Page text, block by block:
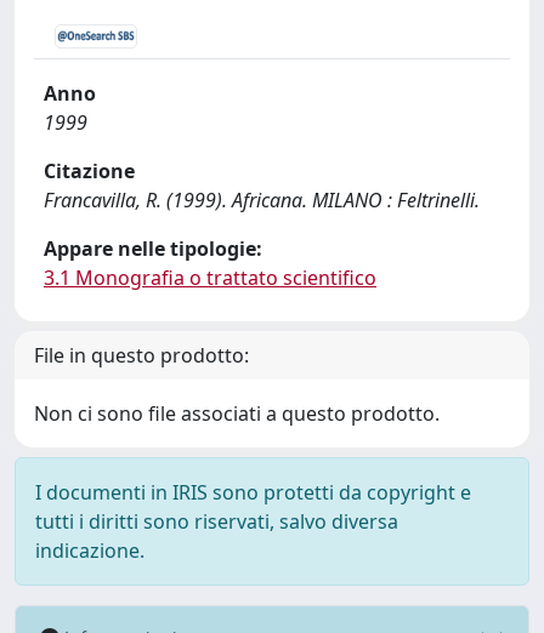
Anno
1999
Citazione
Francavilla, R. (1999). Africana. MILANO : Feltrinelli.
Appare nelle tipologie:
3.1 Monografia o trattato scientifico
File in questo prodotto:
Non ci sono file associati a questo prodotto.
I documenti in IRIS sono protetti da copyright e
tutti i diritti sono riservati, salvo diversa
indicazione.